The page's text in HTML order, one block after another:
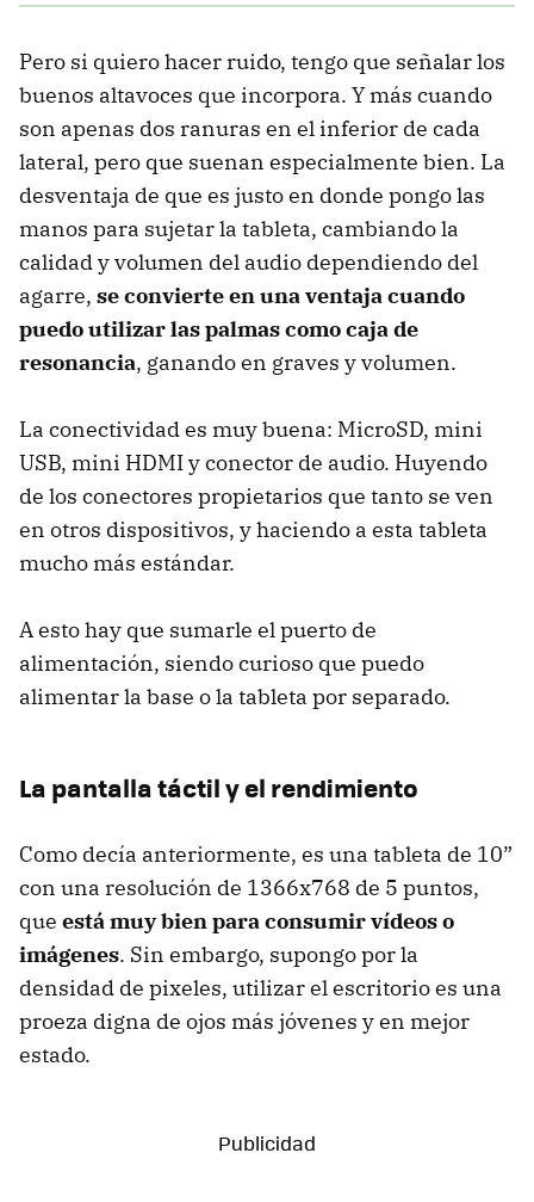
Pero si quiero hacer ruido, tengo que señalar los
buenos altavoces que incorpora. Y más cuando
son apenas dos ranuras en el inferior de cada
lateral, pero que suenan especialmente bien. La
desventaja de que es justo en donde pongo las
manos para sujetar la tableta, cambiando la
calidad y volumen del audio dependiendo del
agarre, se convierte en una ventaja cuando
puedo utilizar las palmas como caja de
resonancia, ganando en graves y volumen.
La conectividad es muy buena: MicroSD, mini
USB, mini HDMI y conector de audio. Huyendo
de los conectores propietarios que tanto se ven
en otros dispositivos, y haciendo a esta tableta
mucho más estándar.
A esto hay que sumarle el puerto de
alimentación, siendo curioso que puedo
alimentar la base o la tableta por separado.
La pantalla táctil y el rendimiento
Como decía anteriormente, es una tableta de 10”
con una resolución de 1366x768 de 5 puntos,
que está muy bien para consumir vídeos o
imágenes. Sin embargo, supongo por la
densidad de pixeles, utilizar el escritorio es una
proeza digna de ojos más jóvenes y en mejor
estado.